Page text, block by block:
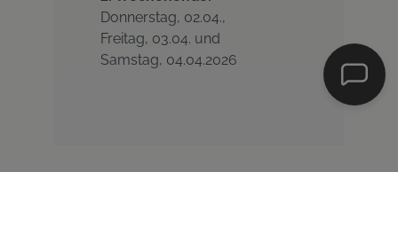
Donnerstag, 02.04.,
Freitag, 03.04. und
Samstag, 04.04.2026